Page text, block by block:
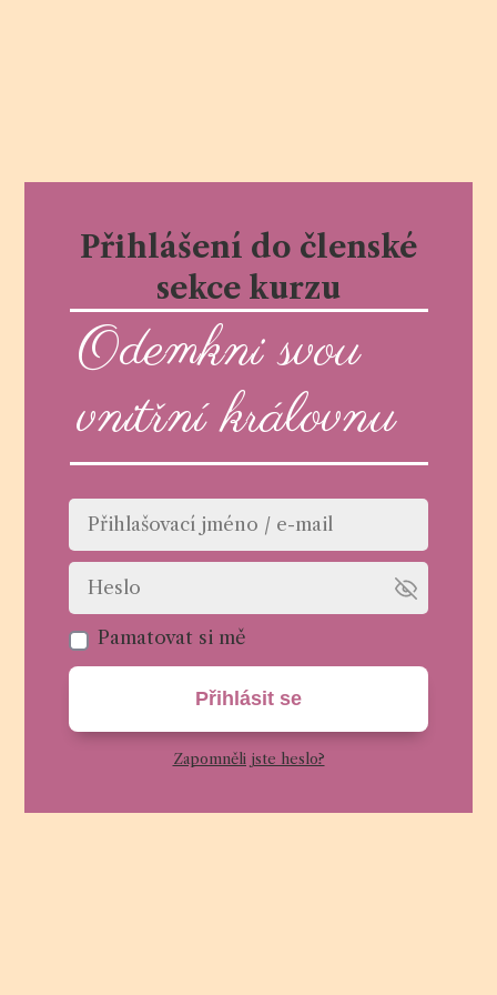
Přihlášení do členské
sekce kurzu
Odemkni svou
vnitřní královnu
Pamatovat si mě
Přihlásit se
Zapomněli jste heslo?